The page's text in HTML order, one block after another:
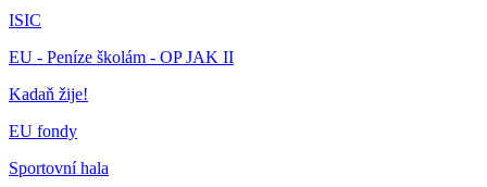
ISIC
EU - Peníze školám - OP JAK II
Kadaň žije!
EU fondy
Sportovní hala